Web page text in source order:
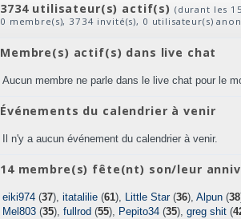
3734 utilisateur(s) actif(s) (durant les
0 membre(s), 3734 invité(s), 0 utilisateur(s)
Membre(s) actif(s) dans live chat
Aucun membre ne parle dans le live chat pour le
Événements du calendrier à venir
Il n'y a aucun événement du calendrier à venir.
14 membre(s) fête(nt) son/leur
eiki974 (37), itatalilie (61), Little Star(36), Alpun (38
Mel803 (35), fullrod (55), Pepito34 (35), greg shit (